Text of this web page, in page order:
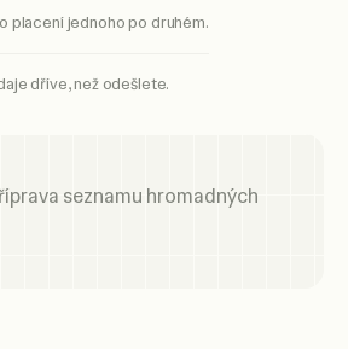
placení jednoho po druhém.
dříve, než odešlete.